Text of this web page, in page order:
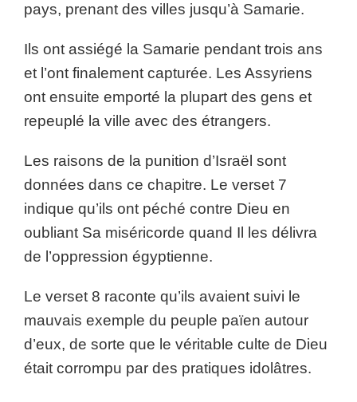
pays, prenant des villes jusqu’à Samarie.
Ils ont assiégé la Samarie pendant trois ans
et l’ont finalement capturée. Les Assyriens
ont ensuite emporté la plupart des gens et
repeuplé la ville avec des étrangers.
Les raisons de la punition d’Israël sont
données dans ce chapitre. Le verset 7
indique qu’ils ont péché contre Dieu en
oubliant Sa miséricorde quand Il les délivra
de l’oppression égyptienne.
Le verset 8 raconte qu’ils avaient suivi le
mauvais exemple du peuple païen autour
d’eux, de sorte que le véritable culte de Dieu
était corrompu par des pratiques idolâtres.